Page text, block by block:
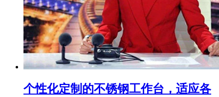
个性化定制的不锈钢工作台，适应各